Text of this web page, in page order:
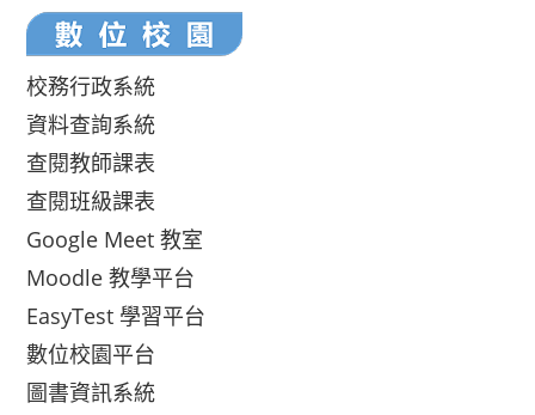
校務行政系統
資料查詢系統
查閱教師課表
查閱班級課表
Google Meet 教室
Moodle 教學平台
EasyTest 學習平台
數位校園平台
圖書資訊系統